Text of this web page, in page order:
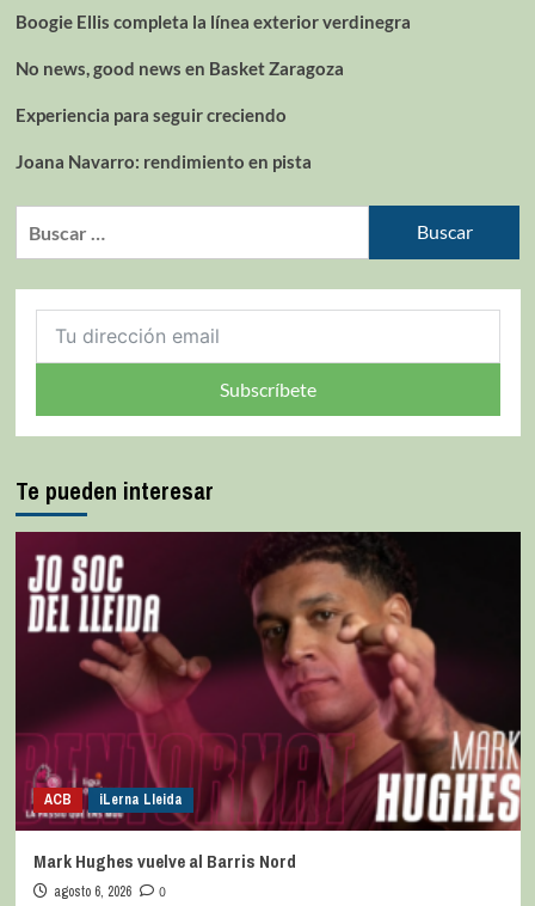
Boogie Ellis completa la línea exterior verdinegra
No news, good news en Basket Zaragoza
Experiencia para seguir creciendo
Joana Navarro: rendimiento en pista
Subscríbete
Te pueden interesar
ACB iLerna Lleida
Mark Hughes vuelve al Barris Nord
agosto 6, 2026 0